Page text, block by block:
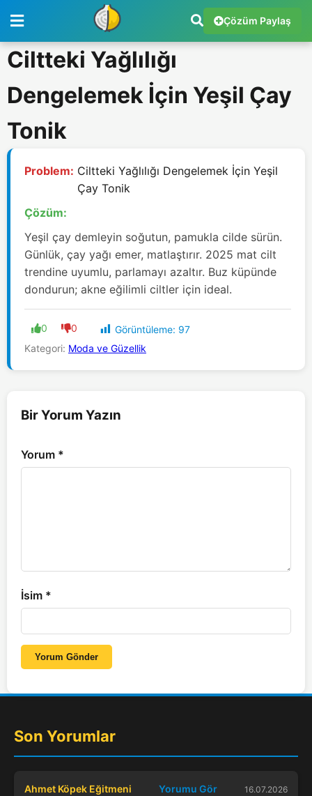
Çözüm Paylaş
Ciltteki Yağlılığı
Dengelemek İçin Yeşil Çay
Tonik
Problem: Ciltteki Yağlılığı Dengelemek İçin Yeşil
Çay Tonik
Çözüm:
Yeşil çay demleyin soğutun, pamukla cilde sürün.
Günlük, çay yağı emer, matlaştırır. 2025 mat cilt
trendine uyumlu, parlamayı azaltır. Buz küpünde
dondurun; akne eğilimli ciltler için ideal.
0 0 Görüntüleme: 97
Kategori: Moda ve Güzellik
Bir Yorum Yazın
Yorum *
İsim *
Yorum Gönder
Son Yorumlar
Ahmet Köpek Eğitmeni Yorumu Gör 16.07.2026